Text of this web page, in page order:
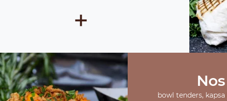
+
bowl tenders,